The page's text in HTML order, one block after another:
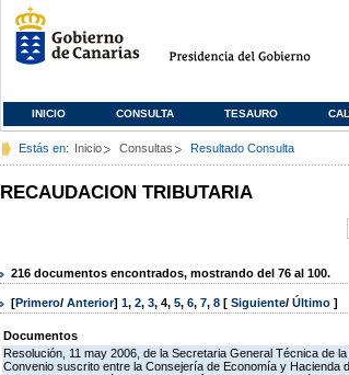
INICIO CONSULTA TESAURO
Estás en: Inicio Consultas Resultado Consulta
RECAUDACION TRIBUTARIA
216 documentos encontrados, mostrando del 76 al 100.
[Primero/ Anterior] 1, 2, 3, 4, 5, 6, 7, 8 [ Siguiente/ Último ]
Documentos
Resolución, 11 may 2006, de la Secretaria General Técnica de
Convenio suscrito entre la Consejería de Economía y Hacienda